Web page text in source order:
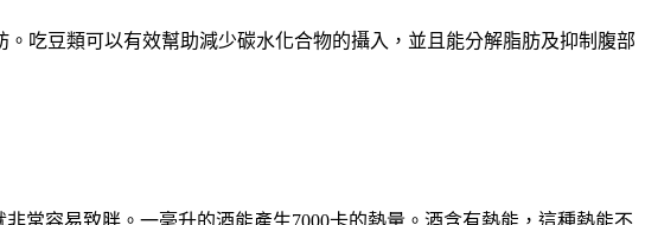
吃豆類可以有效幫助減少碳水化合物的攝入，並且能分解脂肪及抑制腹部
常容易致胖。一毫升的酒能產生7000卡的熱量。酒含有熱能，這種熱能不